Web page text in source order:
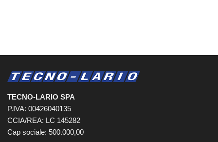
TECNO-LARIO SPA
P.IVA: 00426040135
CCIA/REA: LC 145282
Cap sociale: 500.000,00